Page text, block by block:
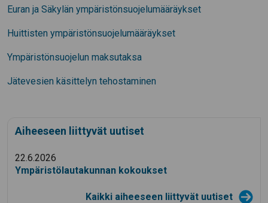
Euran ja Säkylän ympäristönsuojelumääräykset
Huittisten ympäristönsuojelumääräykset
Ympäristönsuojelun maksutaksa
Jätevesien käsittelyn tehostaminen
Aiheeseen liittyvät uutiset
22.6.2026
Ympäristölautakunnan kokoukset
Kaikki aiheeseen liittyvät uutiset